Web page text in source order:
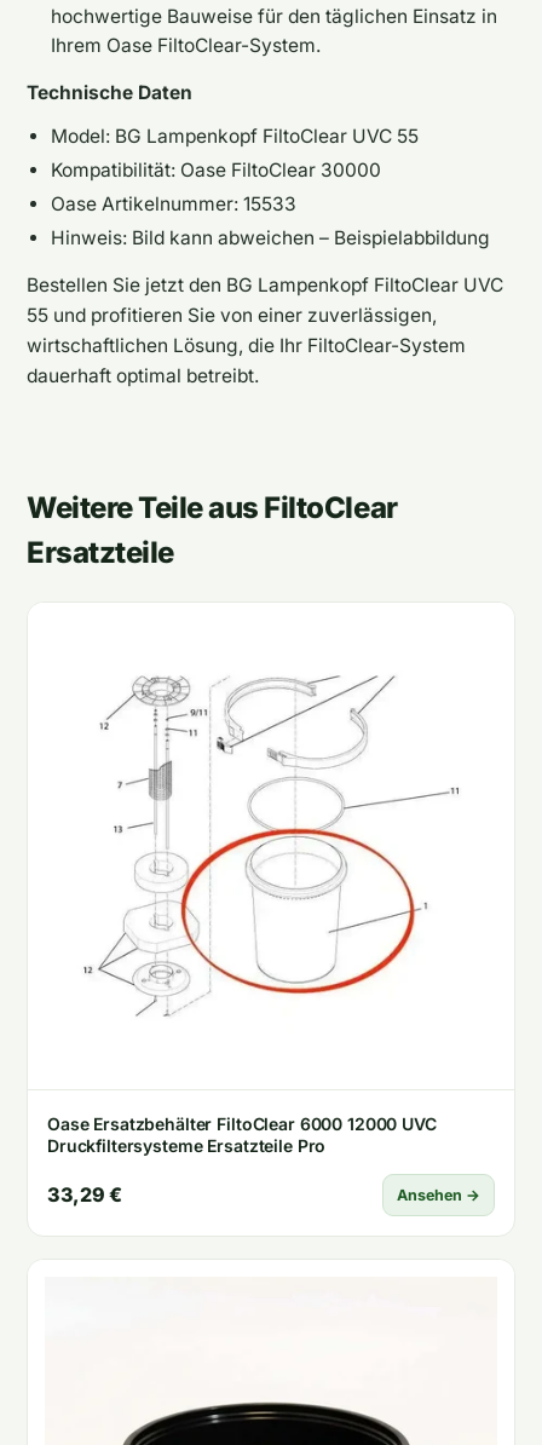
hochwertige Bauweise für den täglichen Einsatz in
Ihrem Oase FiltoClear-System.
Technische Daten
Model: BG Lampenkopf FiltoClear UVC 55
Kompatibilität: Oase FiltoClear 30000
Oase Artikelnummer: 15533
Hinweis: Bild kann abweichen – Beispielabbildung
Bestellen Sie jetzt den BG Lampenkopf FiltoClear UVC
55 und profitieren Sie von einer zuverlässigen,
wirtschaftlichen Lösung, die Ihr FiltoClear-System
dauerhaft optimal betreibt.
Weitere Teile aus FiltoClear
Ersatzteile
Oase Ersatzbehälter FiltoClear 6000 12000 UVC
Druckfiltersysteme Ersatzteile Pro
33,29 € Ansehen →